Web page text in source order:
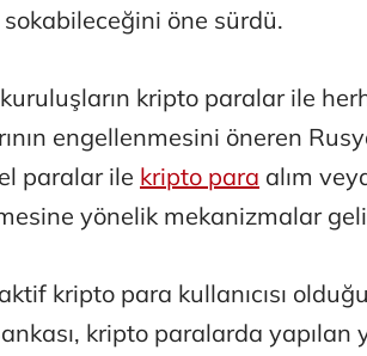
öne sürdü.
kripto paralar ile
engellenmesini öneren
paralar ile kripto para alım
yönelik mekanizmalar
kripto para kullanıcısı
kripto paralarda yapılan
Atilay Kandemir